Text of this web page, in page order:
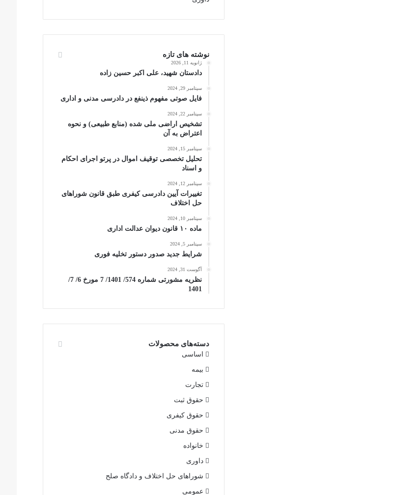
نوشته های تازه
ژانویه 11, 2026
دادستان شهید، علی اکبر حسین زاده
سپتامبر 29, 2024
فایل صوتی مفهوم ذینفع در دادرسی مدنی و اداری
سپتامبر 22, 2024
تشخیص اراضی ملی شده (منابع طبیعی) و نحوه
اعتراض به آن
سپتامبر 15, 2024
تحلیل تخصصی توقیف اموال در پرتو اجرای احکام
و اسناد
سپتامبر 12, 2024
تغییرات آیین دادرسی کیفری طبق قانون شوراهای
حل اختلاف
سپتامبر 10, 2024
ماده ۱۰ قانون دیوان عدالت اداری
سپتامبر 5, 2024
شرایط جدید صدور دستور تخلیه فوری
آگوست 31, 2024
نظریه مشورتی شماره 574/ 1401/ 7 مورخ 6/ 7/
1401
دسته‌های محصولات
اساسی
بیمه
تجارت
حقوق ثبت
حقوق کیفری
حقوق مدنی
خانواده
داوری
شوراهای حل اختلاف و دادگاه صلح
عمومی